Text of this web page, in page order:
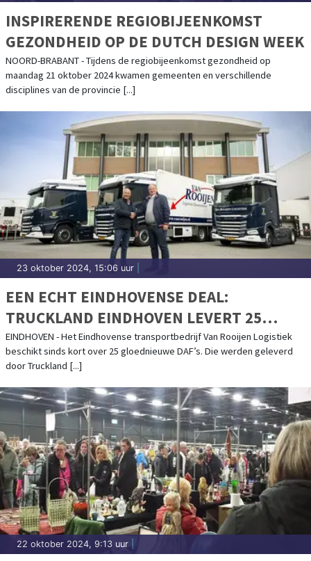
INSPIRERENDE REGIOBIJEENKOMST
GEZONDHEID OP DE DUTCH DESIGN WEEK
NOORD-BRABANT - Tijdens de regiobijeenkomst gezondheid op
maandag 21 oktober 2024 kwamen gemeenten en verschillende
disciplines van de provincie [...]
23 oktober 2024, 15:06 uur
EEN ECHT EINDHOVENSE DEAL:
TRUCKLAND EINDHOVEN LEVERT 25
NIEUWEGENERATIE DAF’S AAN VAN
ROOIJEN LOGISTIEK
EINDHOVEN - Het Eindhovense transportbedrijf Van Rooijen Logistiek
beschikt sinds kort over 25 gloednieuwe DAF’s. Die werden geleverd
door Truckland [...]
22 oktober 2024, 9:13 uur